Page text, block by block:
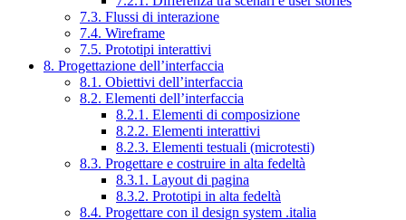
7.3. Flussi di interazione
7.4. Wireframe
7.5. Prototipi interattivi
8. Progettazione dell’interfaccia
8.1. Obiettivi dell’interfaccia
8.2. Elementi dell’interfaccia
8.2.1. Elementi di composizione
8.2.2. Elementi interattivi
8.2.3. Elementi testuali (microtesti)
8.3. Progettare e costruire in alta fedeltà
8.3.1. Layout di pagina
8.3.2. Prototipi in alta fedeltà
8.4. Progettare con il design system .italia